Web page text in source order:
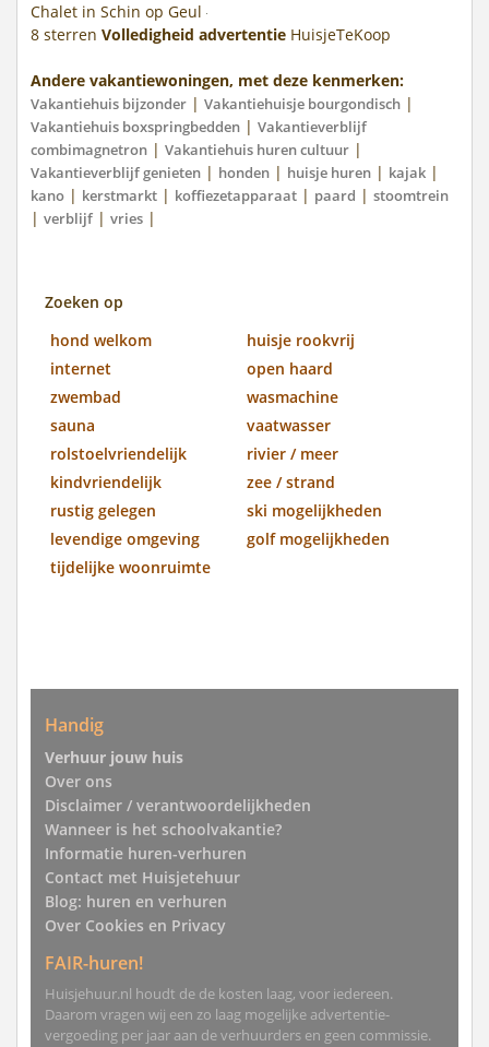
Chalet in Schin op Geul
8 sterren Volledigheid advertentie HuisjeTeKoop
Andere vakantiewoningen, met deze kenmerken:
Vakantiehuis bijzonder | Vakantiehuisje bourgondisch |
Vakantiehuis boxspringbedden | Vakantieverblijf
combimagnetron | Vakantiehuis huren cultuur |
Vakantieverblijf genieten | honden | huisje huren | kajak |
kano | kerstmarkt | koffiezetapparaat | paard | stoomtrein
| verblijf | vries |
Zoeken op
hond welkom
huisje rookvrij
internet
open haard
zwembad
wasmachine
sauna
vaatwasser
rolstoelvriendelijk
rivier / meer
kindvriendelijk
zee / strand
rustig gelegen
ski mogelijkheden
levendige omgeving
golf mogelijkheden
tijdelijke woonruimte
Handig
Verhuur jouw huis
Over ons
Disclaimer / verantwoordelijkheden
Wanneer is het schoolvakantie?
Informatie huren-verhuren
Contact met Huisjetehuur
Blog: huren en verhuren
Over Cookies en Privacy
FAIR-huren!
Huisjehuur.nl houdt de de kosten laag, voor iedereen.
Daarom vragen wij een zo laag mogelijke advertentie-
vergoeding per jaar aan de verhuurders en geen commissie.